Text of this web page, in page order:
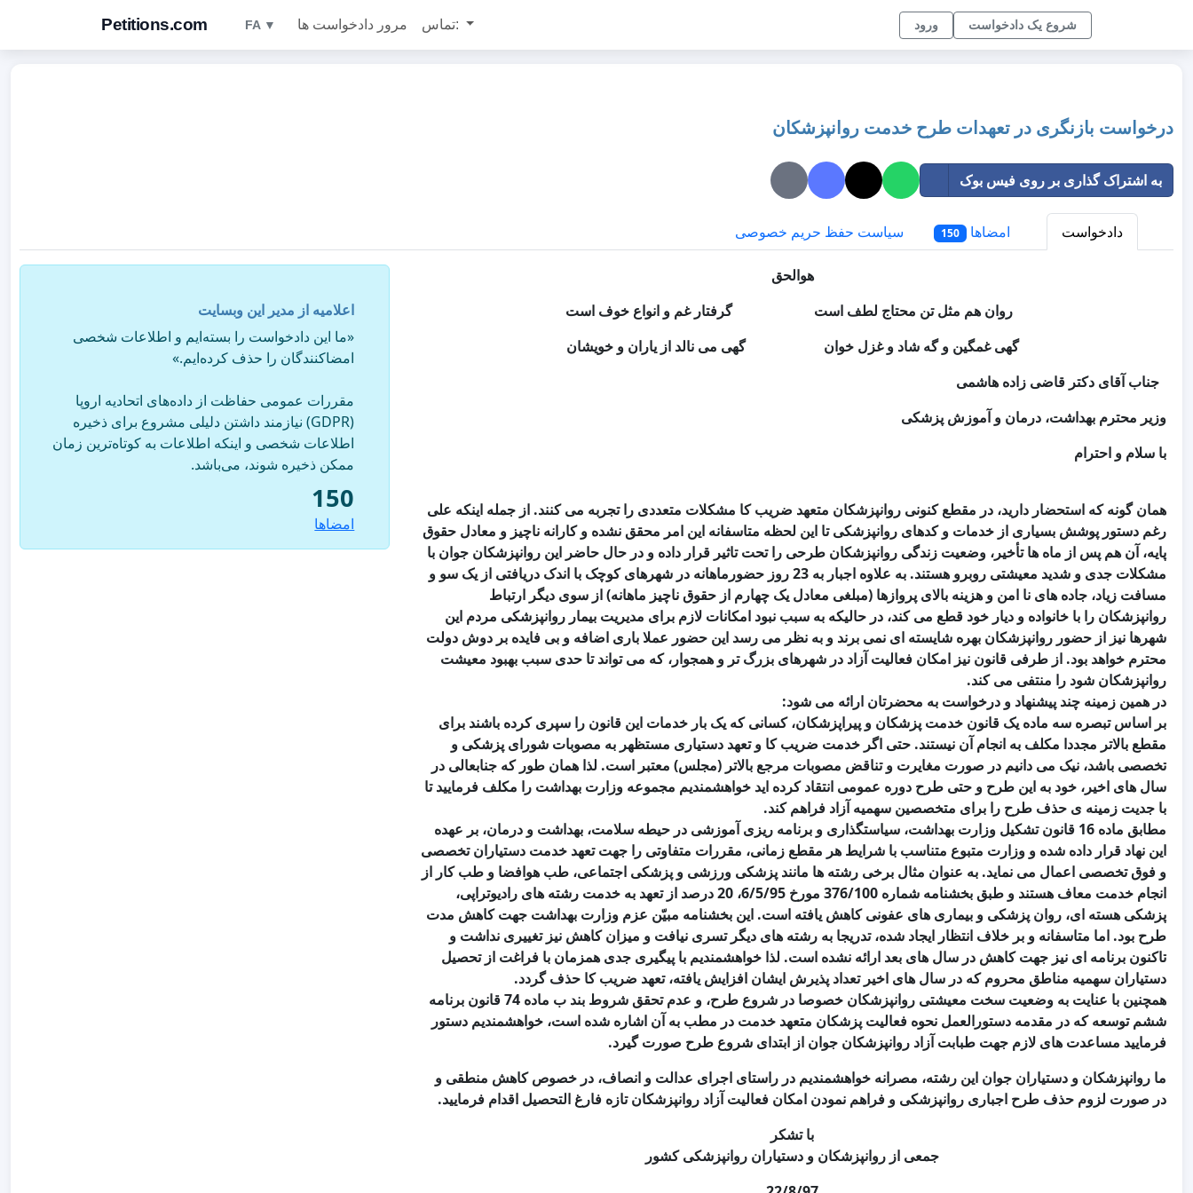
Petitions.com FA ▼ مرور دادخواست ها تماس: ورود شروع یک دادخواست
درخواست بازنگری در تعهدات طرح خدمت روانپزشکان
به اشتراک گذاری بر روی فیس بوک
دادخواست امضاها 150 سیاست حفظ حریم خصوصی
هوالحق
روان هم مثل تن محتاج لطف است گرفتار غم و انواع خوف است
گهی غمگین و گه شاد و غزل خوان گهی می نالد از یاران و خویشان
جناب آقای دکتر قاضی زاده هاشمی
وزیر محترم بهداشت، درمان و آموزش پزشکی
با سلام و احترام
همان گونه که استحضار دارید، در مقطع کنونی روانپزشکان متعهد ضریب کا مشکلات متعددی را تجربه می کنند. از جمله اینکه علی
رغم دستور پوشش بسیاری از ‏خدمات و کدهای روانپزشکی تا این لحظه متاسفانه این امر محقق نشده و کارانه ناچیز و معادل حقوق
پایه، آن هم پس از ماه ها ‏تأخیر، وضعیت زندگی روانپزشکان طرحی را تحت تاثیر قرار داده و در حال حاضر این روانپزشکان جوان با
مشکلات ‏جدی و شدید معیشتی روبرو هستند. به علاوه اجبار به 23 روز حضورماهانه در شهرهای کوچک با اندک دریافتی از یک سو و
مسافت زیاد، ‏جاده های نا امن و هزینه بالای پروازها (مبلغی معادل یک چهارم از حقوق ناچیز ماهانه) از سوی دیگر ارتباط
روانپزشکان را با خانواده و ‏دیار خود قطع می کند، در حالیکه به سبب نبود امکانات لازم برای مدیریت بیمار روانپزشکی مردم این
شهرها نیز از حضور ‏روانپزشکان بهره شایسته ای نمی برند و به نظر می رسد این حضور عملا باری اضافه و بی فایده بر دوش دولت
محترم خواهد بود. از طرفی ‏قانون نیز امکان فعالیت آزاد در شهرهای بزرگ تر و همجوار، که می تواند تا حدی سبب بهبود معیشت
روانپزشکان شود را منتفی می کند.
در همین زمینه چند پیشنهاد و درخواست به محضرتان ارائه می شود:
بر اساس تبصره سه ماده یک قانون خدمت پزشکان و پیراپزشکان، کسانی که یک بار خدمات این قانون را سپری کرده باشند برای
مقطع بالاتر مجددا مکلف به انجام آن نیستند. حتی اگر خدمت ضریب کا و تعهد دستیاری مستظهر به مصوبات شورای پزشکی و
تخصصی باشد، نیک می دانیم در صورت مغایرت و تناقض مصوبات مرجع بالاتر (مجلس) معتبر است. لذا همان طور که جنابعالی در
سال های اخیر، خود به این طرح و حتی طرح دوره عمومی انتقاد کرده اید خواهشمندیم مجموعه وزارت بهداشت را مکلف فرمایید تا
با جدیت زمینه ی حذف طرح را برای متخصصین سهمیه آزاد فراهم کند.
مطابق ماده 16 قانون تشکیل وزارت بهداشت، سیاستگذاری و برنامه ریزی آموزشی در حیطه سلامت، بهداشت و درمان، بر عهده
این نهاد قرار داده شده و وزارت متبوع متناسب با شرایط هر مقطع زمانی، مقررات متفاوتی را جهت تعهد خدمت دستیاران تخصصی
و فوق تخصصی اعمال می نماید. به عنوان مثال برخی رشته ها مانند پزشکی ورزشی و پزشکی اجتماعی، طب هوافضا و طب کار از
انجام خدمت معاف هستند و طبق بخشنامه شماره 376/100 مورخ 6/5/95، 20 درصد از تعهد به خدمت رشته های رادیوتراپی،
پزشکی هسته ای، روان پزشکی و بیماری های عفونی کاهش یافته است. این بخشنامه مبیّن عزم وزارت بهداشت جهت کاهش مدت
طرح بود. اما متاسفانه و بر خلاف انتظار ایجاد شده، تدریجا به رشته های دیگر تسری نیافت و میزان کاهش نیز تغییری نداشت و
تاکنون برنامه ای نیز جهت کاهش در سال های بعد ارائه نشده است. لذا خواهشمندیم با پیگیری جدی همزمان با فراغت از تحصیل
دستیاران سهمیه مناطق محروم که در سال های اخیر تعداد پذیرش ایشان افزایش یافته، تعهد ضریب کا حذف گردد.
همچنین با عنایت به وضعیت سخت معیشتی روانپزشکان خصوصا در شروع طرح، و عدم تحقق شروط بند ب ماده 74 قانون برنامه
ششم توسعه که در مقدمه دستورالعمل نحوه فعالیت پزشکان متعهد خدمت در مطب به آن اشاره شده است، خواهشمندیم دستور
فرمایید مساعدت های لازم جهت طبابت آزاد روانپزشکان جوان از ابتدای شروع طرح صورت گیرد.
ما روانپزشکان و دستیاران جوان این رشته، مصرانه خواهشمندیم در راستای اجرای عدالت و انصاف، در خصوص کاهش منطقی و
در صورت لزوم حذف طرح اجباری روانپزشکی و فراهم نمودن امکان فعالیت آزاد روانپزشکان تازه فارغ التحصیل اقدام فرمایید.
با تشکر
جمعی از روانپزشکان و دستیاران روانپزشکی کشور
اعلامیه از مدیر این وبسایت
«ما این دادخواست را بسته‌ایم و اطلاعات شخصی
امضاکنندگان را حذف کرده‌ایم.»
مقررات عمومی حفاظت از داده‌های اتحادیه اروپا
(GDPR) نیازمند داشتن دلیلی مشروع برای ذخیره
اطلاعات شخصی و اینکه اطلاعات به کوتاه‌ترین زمان
ممکن ذخیره شوند، می‌باشد.
150
امضاها